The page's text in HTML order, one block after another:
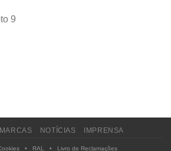
9
MARCAS NOTÍCIAS IMPRENSA
• RAL • Livro de Reclamações